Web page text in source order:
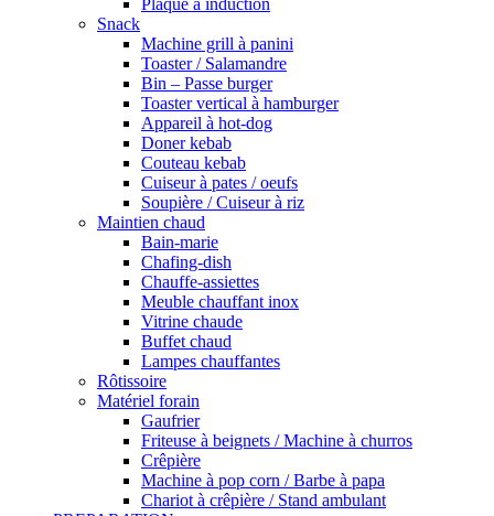
Plaque à induction
Snack
Machine grill à panini
Toaster / Salamandre
Bin – Passe burger
Toaster vertical à hamburger
Appareil à hot-dog
Doner kebab
Couteau kebab
Cuiseur à pates / oeufs
Soupière / Cuiseur à riz
Maintien chaud
Bain-marie
Chafing-dish
Chauffe-assiettes
Meuble chauffant inox
Vitrine chaude
Buffet chaud
Lampes chauffantes
Rôtissoire
Matériel forain
Gaufrier
Friteuse à beignets / Machine à churros
Crêpière
Machine à pop corn / Barbe à papa
Chariot à crêpière / Stand ambulant